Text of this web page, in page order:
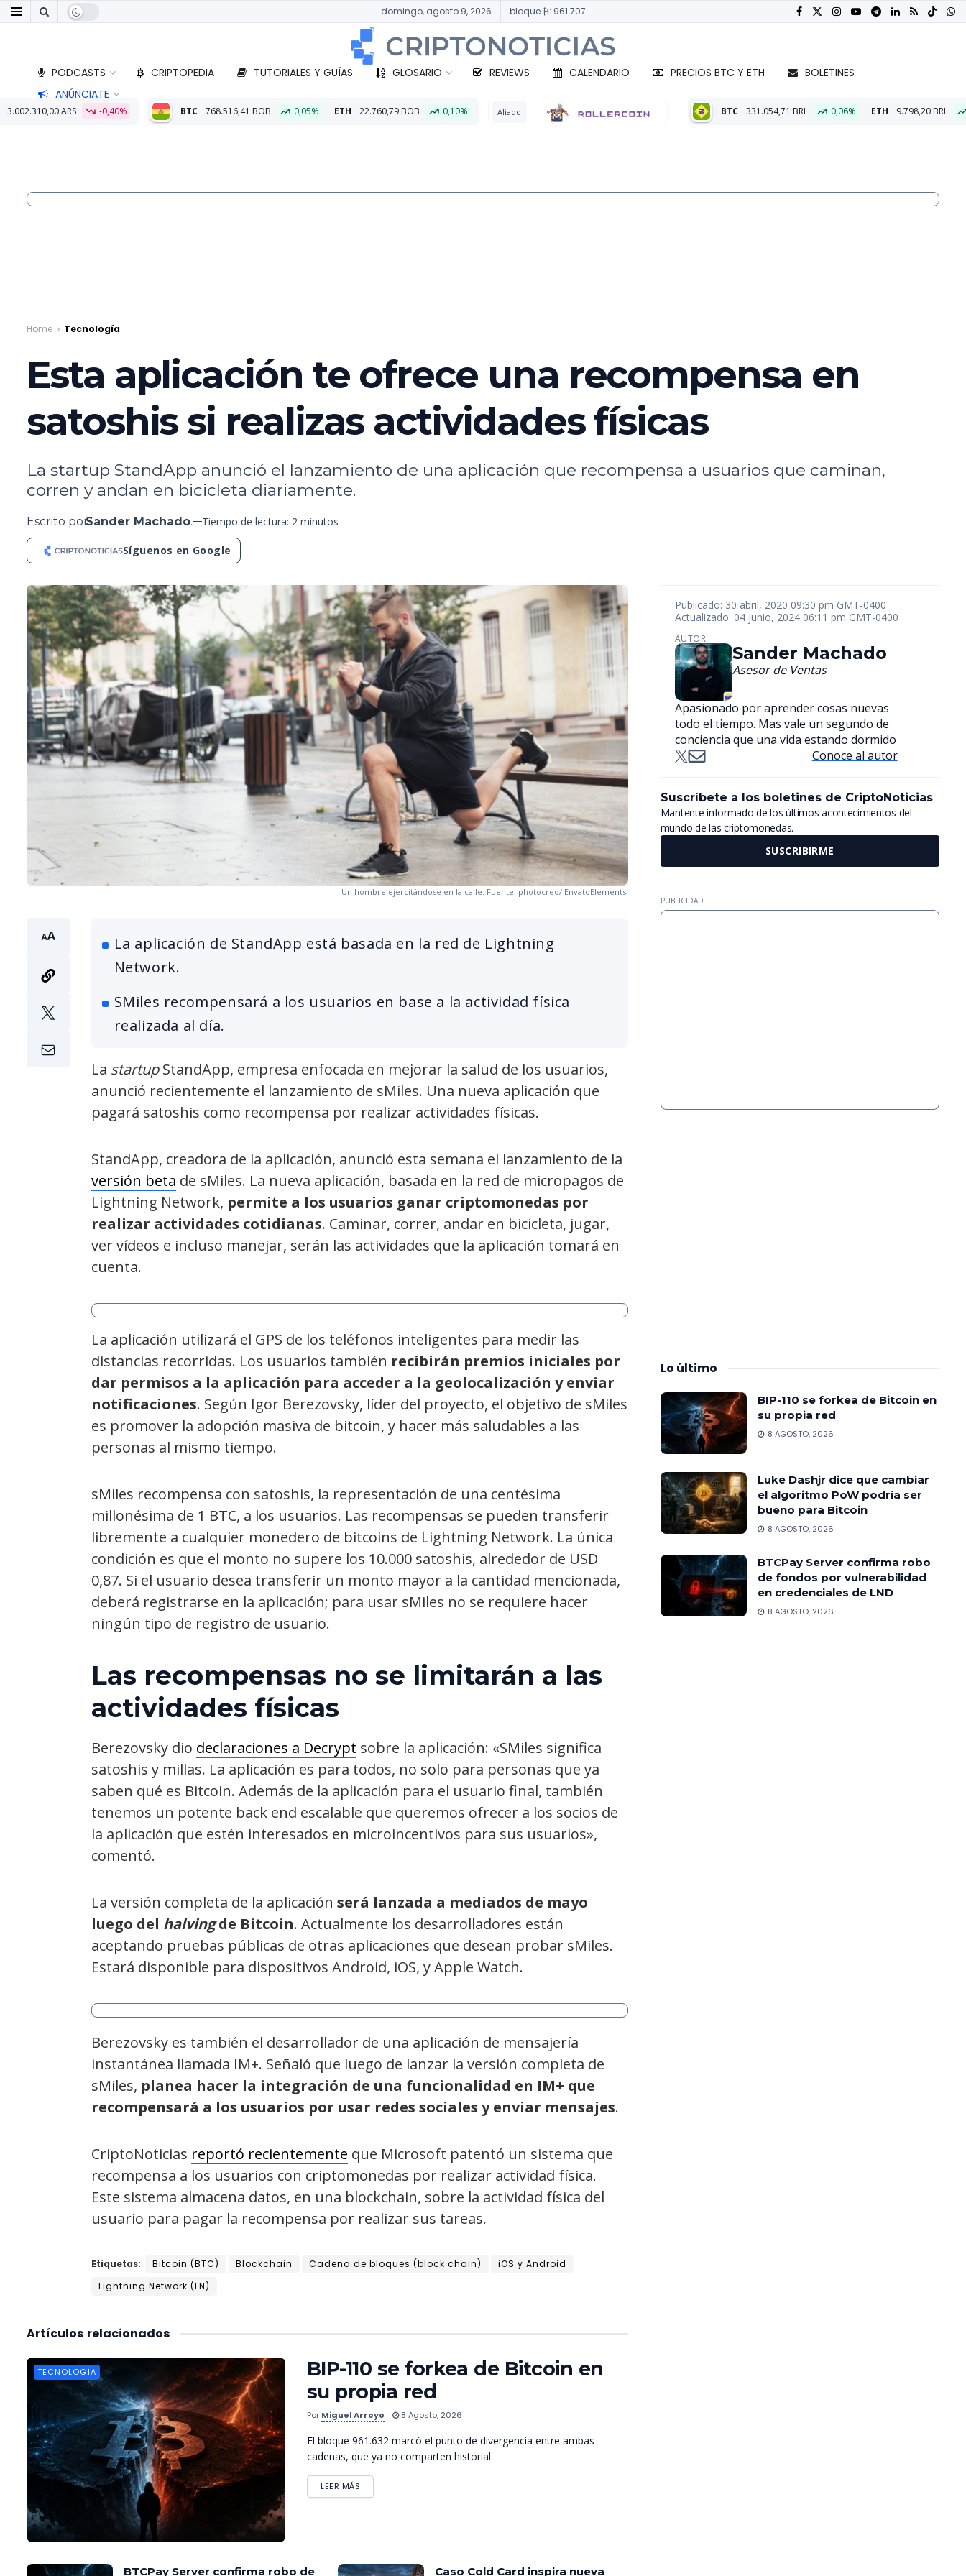
domingo, agosto 9, 2026 bloque ₿: 961.707
PODCASTS CRIPTOPEDIA TUTORIALES Y GUÍAS GLOSARIO REVIEWS CALENDARIO PRECIOS BTC Y ETH
BOLETINES
ANÚNCIATE
-0,40% BTC 768.516,41 BOB 0,05% ETH 22.760,79 BOB 0,10% Aliado BTC 331.054,71 BRL 0,06% ETH 9.798,20 BRL 0,18%
Home Tecnología
Esta aplicación te ofrece una recompensa en
satoshis si realizas actividades físicas
La startup StandApp anunció el lanzamiento de una aplicación que recompensa a usuarios que caminan,
corren y andan en bicicleta diariamente.
Escrito porSander Machado. Tiempo de lectura: 2 minutos
Síguenos en Google
Un hombre ejercitándose en la calle. Fuente: photocreo/ EnvatoElements.
La aplicación de StandApp está basada en la red de Lightning
Network.
SMiles recompensará a los usuarios en base a la actividad física
realizada al día.
La startupStandApp, empresa enfocada en mejorar la salud de los usuarios,
anunció recientemente el lanzamiento de sMiles. Una nueva aplicación que
pagará satoshis como recompensa por realizar actividades físicas.
StandApp, creadora de la aplicación, anunció esta semana el lanzamiento de la
versión beta de sMiles. La nueva aplicación, basada en la red de micropagos de
Lightning Network, permite a los usuarios ganar criptomonedas por
realizar actividades cotidianas. Caminar, correr, andar en bicicleta, jugar,
ver vídeos e incluso manejar, serán las actividades que la aplicación tomará en
cuenta.
La aplicación utilizará el GPS de los teléfonos inteligentes para medir las
distancias recorridas. Los usuarios también recibirán premios iniciales por
dar permisos a la aplicación para acceder a la geolocalización y enviar
notificaciones. Según Igor Berezovsky, líder del proyecto, el objetivo de sMiles
es promover la adopción masiva de bitcoin, y hacer más saludables a las
personas al mismo tiempo.
sMiles recompensa con satoshis, la representación de una centésima
millonésima de 1 BTC, a los usuarios. Las recompensas se pueden transferir
libremente a cualquier monedero de bitcoins de Lightning Network. La única
condición es que el monto no supere los 10.000 satoshis, alrededor de USD
0,87. Si el usuario desea transferir un monto mayor a la cantidad mencionada,
deberá registrarse en la aplicación; para usar sMiles no se requiere hacer
ningún tipo de registro de usuario.
Las recompensas no se limitarán a las
actividades físicas
Berezovsky dio declaraciones a Decrypt sobre la aplicación: «SMiles significa
satoshis y millas. La aplicación es para todos, no solo para personas que ya
saben qué es Bitcoin. Además de la aplicación para el usuario final, también
tenemos un potente back end escalable que queremos ofrecer a los socios de
la aplicación que estén interesados ​​en microincentivos para sus usuarios»,
comentó.
La versión completa de la aplicación será lanzada a mediados de mayo
luego del halvingde Bitcoin. Actualmente los desarrolladores están
aceptando pruebas públicas de otras aplicaciones que desean probar sMiles.
Estará disponible para dispositivos Android, iOS, y Apple Watch.
Berezovsky es también el desarrollador de una aplicación de mensajería
instantánea llamada IM+. Señaló que luego de lanzar la versión completa de
sMiles, planea hacer la integración de una funcionalidad en IM+ que
recompensará a los usuarios por usar redes sociales y enviar mensajes.
CriptoNoticias reportó recientemente que Microsoft patentó un sistema que
recompensa a los usuarios con criptomonedas por realizar actividad física.
Este sistema almacena datos, en una blockchain, sobre la actividad física del
usuario para pagar la recompensa por realizar sus tareas.
Etiquetas: Bitcoin (BTC) Blockchain Cadena de bloques (block chain)
iOS y Android
Lightning Network (LN)
relacionados
Artículos
TECNOLOGÍA
BIP-110 se forkea de Bitcoin en
su propia red
Por Miguel Arroyo 8 Agosto, 2026
El bloque 961.632 marcó el punto de divergencia entre ambas
cadenas, que ya no comparten historial.
LEER MÁS
BTCPay Server confirma robo de Caso Cold Card inspira nueva
Publicado: 30 abril, 2020 09:30 pm GMT-0400
Actualizado: 04 junio, 2024 06:11 pm GMT-0400
AUTOR
Sander Machado
Asesor de Ventas
Apasionado por aprender cosas nuevas
todo el tiempo. Mas vale un segundo de
conciencia que una vida estando dormido
Conoce al autor
Suscríbete a los boletines de CriptoNoticias
Mantente informado de los últimos acontecimientos del
mundo de las criptomonedas.
SUSCRIBIRME
PUBLICIDAD
Lo último
BIP-110 se forkea de Bitcoin en
su propia red
8 AGOSTO, 2026
Luke Dashjr dice que cambiar
el algoritmo PoW podría ser
bueno para Bitcoin
8 AGOSTO, 2026
BTCPay Server confirma robo
de fondos por vulnerabilidad
en credenciales de LND
8 AGOSTO, 2026